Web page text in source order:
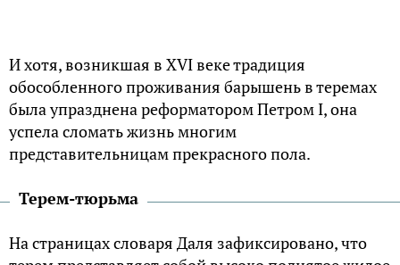
И хотя, возникшая в XVI веке традиция
обособленного проживания барышень в теремах
была упразднена реформатором Петром I, она
успела сломать жизнь многим
представительницам прекрасного пола.
Терем-тюрьма
На страницах словаря Даля зафиксировано, что